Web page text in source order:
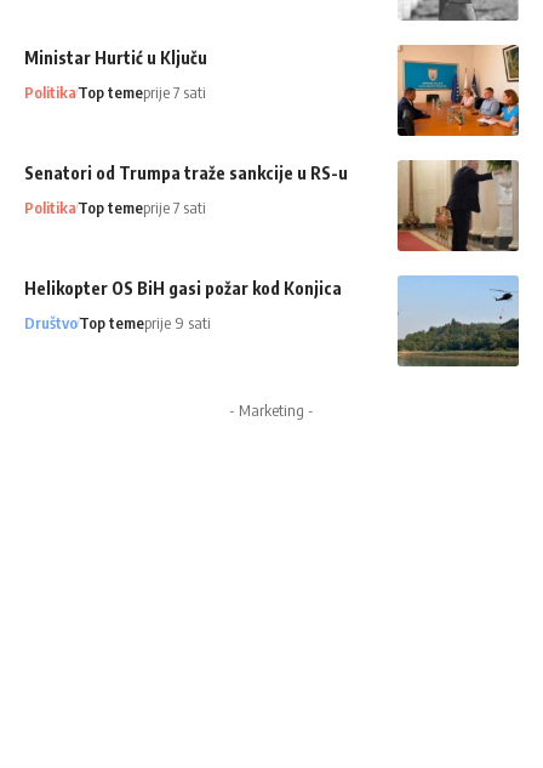
Ministar Hurtić u Ključu
PolitikaTop temeprije 7 sati
Senatori od Trumpa traže sankcije u RS-u
PolitikaTop temeprije 7 sati
Helikopter OS BiH gasi požar kod Konjica
DruštvoTop temeprije 9 sati
- Marketing -